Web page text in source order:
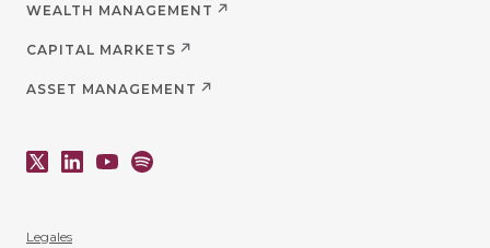
WEALTH MANAGEMENT
CAPITAL MARKETS
ASSET MANAGEMENT
Legales